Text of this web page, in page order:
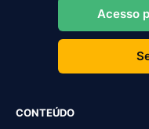
Acesso
CONTEÚDO